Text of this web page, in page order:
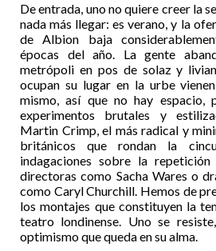
De entrada, uno no quiere creer la
nada más llegar: es verano, y la
de Albion baja
épocas del año. La gente
metrópoli en pos de solaz y
ocupan su lugar en la urbe
mismo, así que no hay espacio,
experimentos brutales y
Martin Crimp, el más radical y
británicos que rondan la
indagaciones sobre la
directoras como Sacha Wares o
como Caryl Churchill. Hemos de
los montajes que constituyen la
teatro londinense. Uno se
optimismo que queda en su alma.